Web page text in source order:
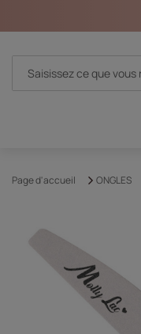
Page d'accueil ONGLES